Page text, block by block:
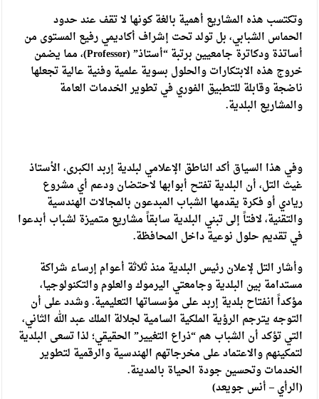
و​تكتسب هذه المشاريع أهمية بالغة كونها لا تقف عند حدود
الحماس الشبابي، بل تولد تحت إشراف أكاديمي رفيع المستوى من
أساتذة ودكاترة جامعيين برتبة “أستاذ” (Professor)، مما يضمن
خروج هذه الابتكارات والحلول بسوية علمية وفنية عالية تجعلها
ناضجة وقابلة للتطبيق الفوري في تطوير الخدمات العامة
والمشاريع البلدية.
​وفي هذا السياق أكد الناطق الإعلامي لبلدية إربد الكبرى، الأستاذ
غيث التل، أن البلدية تفتح أبوابها لاحتضان ودعم أي مشروع
ريادي أو فكرة يقدمها الشباب المبدعون بالمجالات الهندسية
والتقنية، لافتاً إلى تبني البلدية سابقاً مشاريع متميزة لشباب أبدعوا
في تقديم حلول نوعية داخل المحافظة.
​وأشار التل لإعلان رئيس البلدية منذ ثلاثة أعوام إرساء شراكة
مستدامة بين البلدية وجامعتي اليرموك والعلوم والتكنولوجيا،
مؤكداً انفتاح بلدية إربد على مؤسساتها التعليمية. وشدد على أن
التوجه يترجم الرؤية الملكية السامية لجلالة الملك عبد الله الثاني،
التي تؤكد أن الشباب هم “ذراع التغيير” الحقيقي؛ لذا تسعى البلدية
لتمكينهم والاعتماد على مخرجاتهم الهندسية والرقمية لتطوير
الخدمات وتحسين جودة الحياة بالمدينة.
(الرأي – أنس جويعد)